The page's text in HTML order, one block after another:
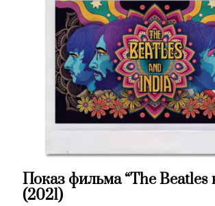
Показ фильма “The Beatles
(2021)